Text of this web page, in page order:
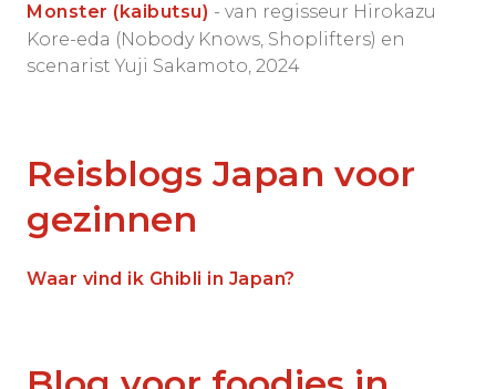
Monster (kaibutsu) - van regisseur Hirokazu
Kore-eda (Nobody Knows, Shoplifters) en
scenarist Yuji Sakamoto, 2024
Reisblogs Japan voor
gezinnen
Waar vind ik Ghibli in Japan?